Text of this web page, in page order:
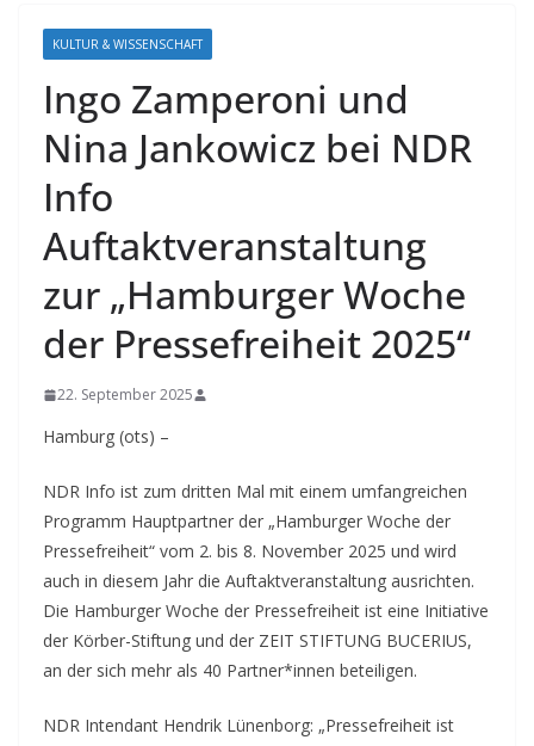
KULTUR & WISSENSCHAFT
Ingo Zamperoni und
Nina Jankowicz bei NDR
Info
Auftaktveranstaltung
zur „Hamburger Woche
der Pressefreiheit 2025“
22. September 2025
Hamburg (ots) –
NDR Info ist zum dritten Mal mit einem umfangreichen
Programm Hauptpartner der „Hamburger Woche der
Pressefreiheit“ vom 2. bis 8. November 2025 und wird
auch in diesem Jahr die Auftaktveranstaltung ausrichten.
Die Hamburger Woche der Pressefreiheit ist eine Initiative
der Körber-Stiftung und der ZEIT STIFTUNG BUCERIUS,
an der sich mehr als 40 Partner*innen beteiligen.
NDR Intendant Hendrik Lünenborg: „Pressefreiheit ist